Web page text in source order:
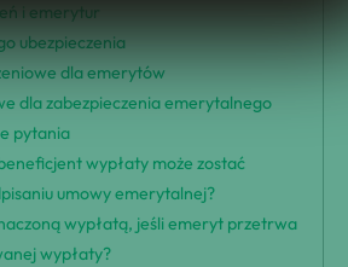
i emerytur
ubezpieczenia
dla emerytów
dla zabezpieczenia emerytalnego
pytania
wypłaty może zostać
umowy emerytalnej?
wypłatą, jeśli emeryt przetrwa
wypłaty?